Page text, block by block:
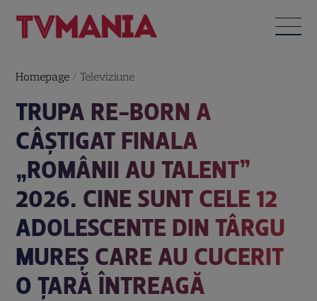
Homepage / Televiziune
TRUPA RE-BORN A
CÂȘTIGAT FINALA
„ROMÂNII AU TALENT”
2026. CINE SUNT CELE 12
ADOLESCENTE DIN TÂRGU
MUREȘ CARE AU CUCERIT
O ȚARĂ ÎNTREAGĂ